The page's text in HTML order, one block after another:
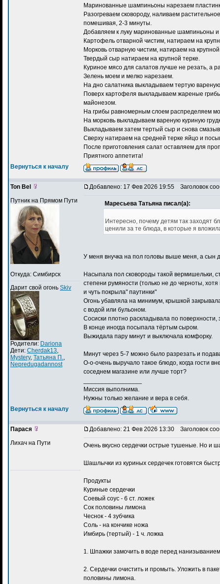
Маринованные шампиньоны нарезаем
Разогреваем сковороду, наливаем
помешивая, 2-3 минуты.
Добавляем к луку маринованные шампиньоны
Картофель отварной чистим, натираем на
Морковь отварную чистим, натираем на крупной
Твердый сыр натираем на крупной терке.
Куриное мясо для салатов лучше не резать, а
Зелень моем и мелко нарезаем.
На дно салатника выкладываем тертую
Поверх картофеля выкладываем жареные
майонезом.
На грибы равномерным слоем распределяем
На морковь выкладываем вареную куриную
Выкладываем затем тертый сыр и снова
Сверху натираем на средней терке яйцо и
После приготовления салат оставляем для
Приятного аппетита!
Вернуться к началу
Ton Bel
Путник на Прямом Пути
Откуда: Симбирск
Дарит свой огонь Skiv
Родители: Dariona
Дети: Cherdak13
Mystery, Татьяна П.
Nepredugadannost
Добавлено: 17 Фев 2026 19:55 Заголовок
Маресьева Татьяна писал(а):
Интересно, почему детям так заходят
ценили за те блюда, в которые я
У меня внучка на пол головы выше меня, а сын
Насыпала пол сковороды такой вермишельки,
степени румяности (только не до черноты,
и чуть покрыла" паутинки"
Огонь убавляла на минимум, крышкой
с водой или бульоном.
Сосиски плотно раскладывала по
В конце иногда посыпала тёртым сыром.
Выжидала пару минут и выключала комфорку.
Минут через 5-7 можно было разрезать и
О-о-очень выручало такое блюдо, когда гости
соседнем магазине или лучше торт?
Миссия выполнима.
Нужны только желание и вера в себя.
Вернуться к началу
Парася
Лихач на Пути
Добавлено: 21 Фев 2026 13:30 Заголовок
Очень вкусно сердечки острые тушеные . Но и
Шашлычки из куриных сердечек готовятся
Продукты
Куриные сердечки
Соевый соус - 6 ст. ложек
Сок половины лимона
Чеснок - 4 зубчика
Соль - на кончике ножа
Имбирь (тертый) - 1 ч. ложка
1. Шпажки замочить в воде перед
2. Сердечки очистить и промыть. Уложить в
половины лимона.